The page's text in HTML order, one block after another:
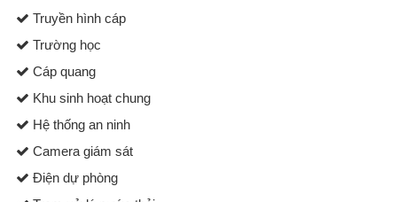
Truyền hình cáp
Trường học
Cáp quang
Khu sinh hoạt chung
Hệ thống an ninh
Camera giám sát
Điện dự phòng